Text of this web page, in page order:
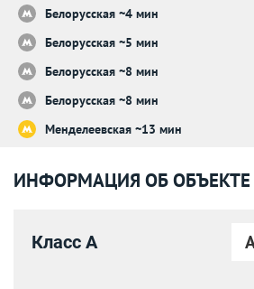
Белорусская ~4 мин
Белорусская ~5 мин
Белорусская ~8 мин
Белорусская ~8 мин
Менделеевская ~13 мин
ИНФОРМАЦИЯ ОБ ОБЪЕКТЕ
Класс A